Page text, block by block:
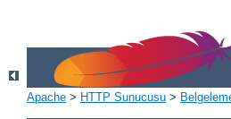
Apache > HTTP Sunucusu >